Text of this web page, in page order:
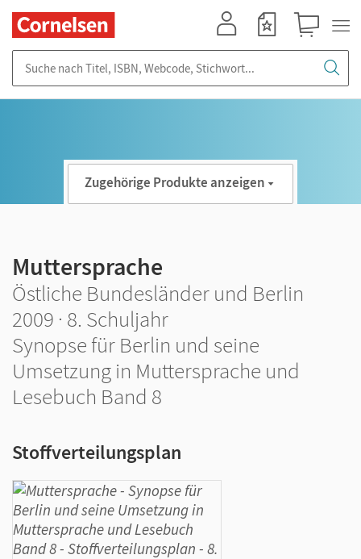
Zugehörige Produkte anzeigen
Muttersprache
Östliche Bundesländer und Berlin
2009 · 8. Schuljahr
Synopse für Berlin und seine
Umsetzung in Muttersprache und
Lesebuch Band 8
Stoffverteilungsplan